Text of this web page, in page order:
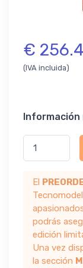
€
(IVA incluida)
Información
El
podrás
edición
Una vez
la sección